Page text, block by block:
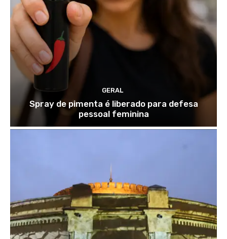
GERAL
Spray de pimenta é liberado para defesa
pessoal feminina